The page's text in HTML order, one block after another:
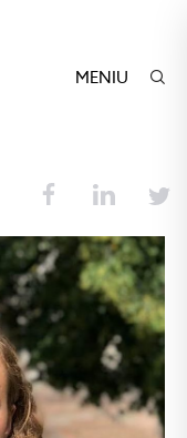
MENIU